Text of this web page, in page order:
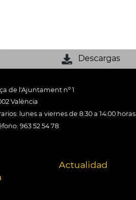
Descargas
de l'Ajuntament nº 1
València
lunes a viernes de 8:30 a 14:00 horas
963 52 54 78
Actualidad